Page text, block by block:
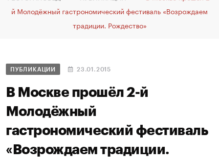
й Молодёжный гастрономический фестиваль «Возрождаем
традиции. Рождество»
ПУБЛИКАЦИИ 23.01.2015
В Москве прошёл 2-й
Молодёжный
гастрономический фестиваль
«Возрождаем традиции.